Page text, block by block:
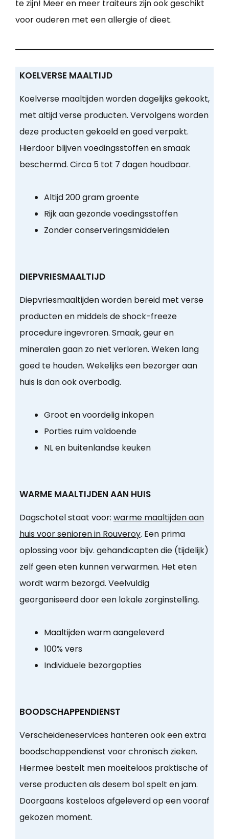
te zijn! Meer en meer traiteurs zijn ook geschikt
voor ouderen met een allergie of dieet.
KOELVERSE MAALTIJD
Koelverse maaltijden worden dagelijks gekookt,
met altijd verse producten. Vervolgens worden
deze producten gekoeld en goed verpakt.
Hierdoor blijven voedingsstoffen en smaak
beschermd. Circa 5 tot 7 dagen houdbaar.
Altijd 200 gram groente
Rijk aan gezonde voedingsstoffen
Zonder conserveringsmiddelen
DIEPVRIESMAALTIJD
Diepvriesmaaltijden worden bereid met verse
producten en middels de shock-freeze
procedure ingevroren. Smaak, geur en
mineralen gaan zo niet verloren. Weken lang
goed te houden. Wekelijks een bezorger aan
huis is dan ook overbodig.
Groot en voordelig inkopen
Porties ruim voldoende
NL en buitenlandse keuken
WARME MAALTIJDEN AAN HUIS
Dagschotel staat voor: warme maaltijden aan
huis voor senioren in Rouveroy. Een prima
oplossing voor bijv. gehandicapten die (tijdelijk)
zelf geen eten kunnen verwarmen. Het eten
wordt warm bezorgd. Veelvuldig
georganiseerd door een lokale zorginstelling.
Maaltijden warm aangeleverd
100% vers
Individuele bezorgopties
BOODSCHAPPENDIENST
Verscheideneservices hanteren ook een extra
boodschappendienst voor chronisch zieken.
Hiermee bestelt men moeiteloos praktische of
verse producten als desem bol spelt en jam.
Doorgaans kosteloos afgeleverd op een vooraf
gekozen moment.